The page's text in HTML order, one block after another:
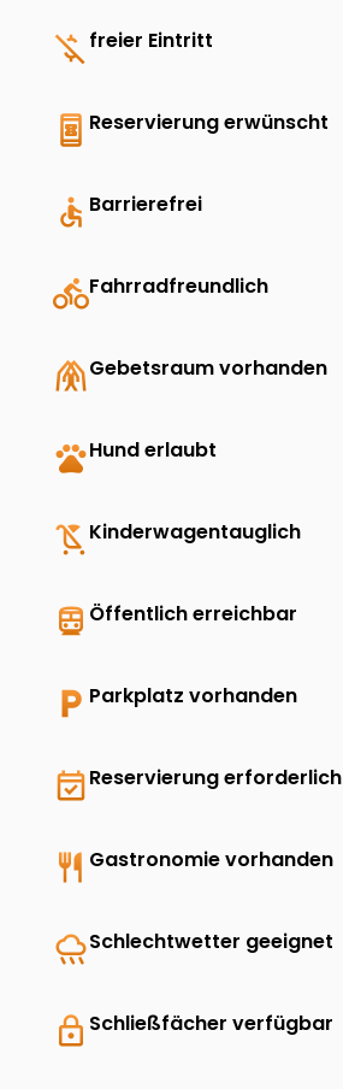
money_off freier Eintritt
book_online Reservierung erwünscht
accessible Barrierefrei
directions_bikeFahrradfreundlich
folded_handsGebetsraum vorhanden
petsHund erlaubt
child_friendly Kinderwagentauglich
directions_transit Öffentlich erreichbar
local_parking Parkplatz vorhanden
event_availableReservierung erforderlich
restaurant Gastronomie vorhanden
rainySchlechtwetter geeignet
lock Schließfächer verfügbar